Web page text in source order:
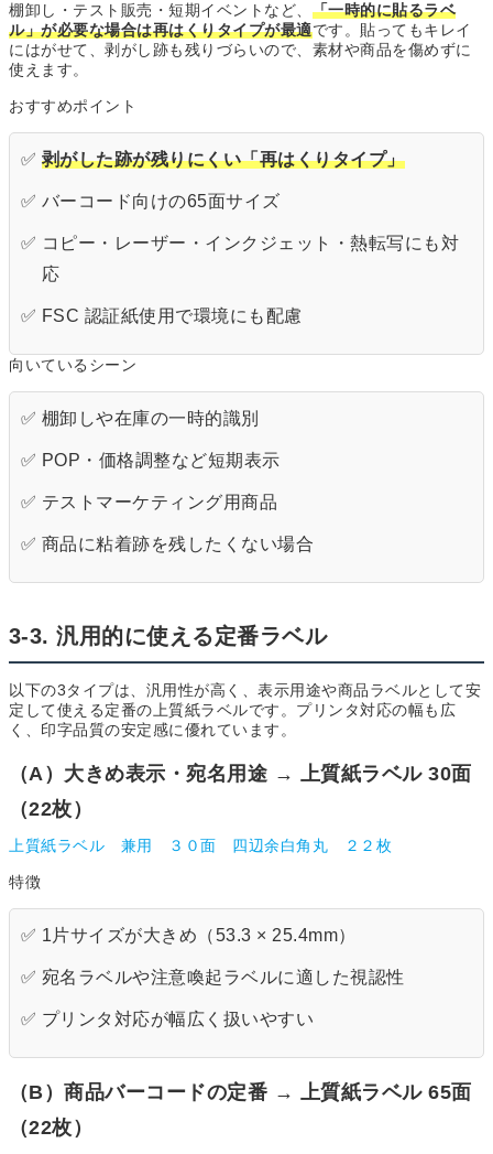
棚卸し・テスト販売・短期イベントなど、 「一時的に貼るラベ
ル」が必要な場合は再はくりタイプが最適です。貼ってもキレイ
にはがせて、剥がし跡も残りづらいので、素材や商品を傷めずに
使えます。
おすすめポイント
✅ 剥がした跡が残りにくい「再はくりタイプ」
✅ バーコード向けの65面サイズ
✅ コピー・レーザー・インクジェット・熱転写にも対
応
✅ FSC 認証紙使用で環境にも配慮
向いているシーン
✅ 棚卸しや在庫の一時的識別
✅ POP・価格調整など短期表示
✅ テストマーケティング用商品
✅ 商品に粘着跡を残したくない場合
3-3. 汎用的に使える定番ラベル
以下の3タイプは、汎用性が高く、表示用途や商品ラベルとして安
定して使える定番の上質紙ラベルです。プリンタ対応の幅も広
く、印字品質の安定感に優れています。
（A）大きめ表示・宛名用途 → 上質紙ラベル 30面
（22枚）
上質紙ラベル 兼用 ３０面 四辺余白角丸 ２２枚
特徴
✅ 1片サイズが大きめ（53.3 × 25.4mm）
✅ 宛名ラベルや注意喚起ラベルに適した視認性
✅ プリンタ対応が幅広く扱いやすい
（B）商品バーコードの定番 → 上質紙ラベル 65面
（22枚）